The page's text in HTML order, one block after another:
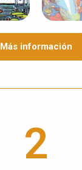
Más información
2